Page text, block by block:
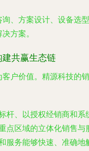
、方案设计、设备选型
方案。
共赢生态链
户价值。精源科技的销
杆、以授权经销商和系
点区域的立体化销售与
服务能够快速、准确地